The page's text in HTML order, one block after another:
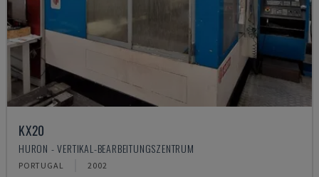
KX20
HURON - VERTIKAL-BEARBEITUNGSZENTRUM
PORTUGAL 2002